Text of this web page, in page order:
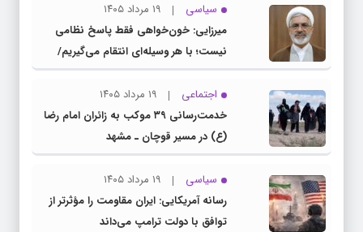
سیاسی
۱۹ مرداد ۱۴۰۵
میرزایی: خون‌خواهی فقط پاسخ نظامی
نیست؛ با هر وسیله‌ای انتقام می‌گیریم/
دیپلماسی در کنار میدان جنگ، سرنوشت را
تثبیت می‌کند
اجتماعی
۱۹ مرداد ۱۴۰۵
خدمت‌رسانی ۳۹ موکب به زائران امام رضا
(ع) در مسیر قوچان ـ مشهد
سیاسی
۱۹ مرداد ۱۴۰۵
رسانه آمریکایی: ایران مقاومت را مؤثرتر از
توافق با دولت ترامپ می‌داند